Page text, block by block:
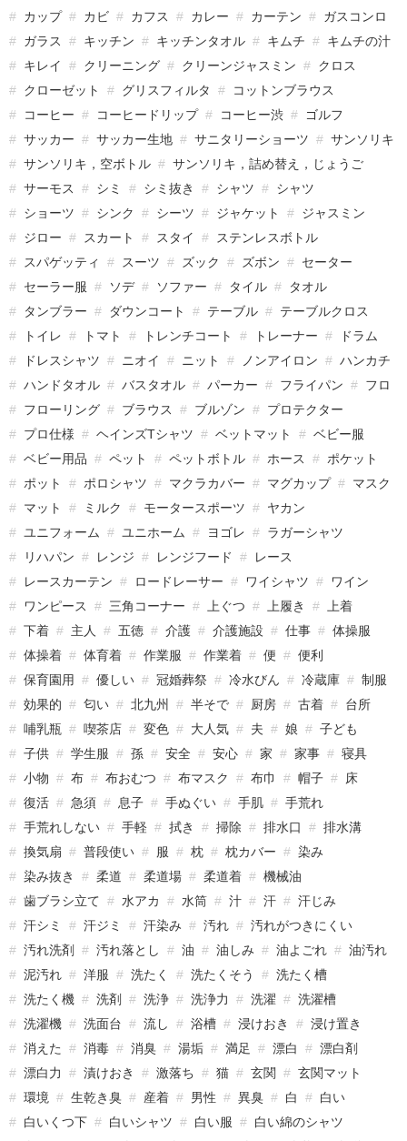
カップ
カビ カフス カレー カーテン
ガスコンロ
ガラス
キッチン キッチンタオル キムチ
キムチの汁
キレイ
クリーニング クリーンジャスミン
クロス
クローゼット
グリスフィルタ
コットンブラウス
コーヒー
コーヒードリップ コーヒー渋
ゴルフ
サッカー
サッカー生地 サニタリーショーツ
サンソリキ
サンソリキ，空ボトル
サンソリキ，詰め替え，じょうご
サーモス
シミ シミ抜き シャツ
シャツ
ショーツ
シンク シーツ ジャケット
ジャスミン
ジロー
スカート スタイ
ステンレスボトル
スパゲッティ
スーツ ズック ズボン
セーター
セーラー服
ソデ ソファー タイル
タオル
タンブラー
ダウンコート テーブル
テーブルクロス
トイレ
トマト トレンチコート トレーナー
ドラム
ドレスシャツ
ニオイ ニット ノンアイロン
ハンカチ
ハンドタオル
バスタオル パーカー フライパン
フロ
フローリング
ブラウス ブルゾン
プロテクター
プロ仕様
ヘインズTシャツ ベットマット
ベビー服
ベビー用品
ペット ペットボトル ホース
ポケット
ポット
ポロシャツ マクラカバー マグカップ
マスク
マット
ミルク モータースポーツ
ヤカン
ユニフォーム
ユニホーム ヨゴレ
ラガーシャツ
リハパン
レンジ レンジフード
レース
レースカーテン
ロードレーサー ワイシャツ
ワイン
ワンピース
三角コーナー 上ぐつ 上履き
上着
下着
主人 五徳 介護 介護施設 仕事
体操服
体操着
体育着 作業服 作業着 便
便利
保育園用
優しい 冠婚葬祭 冷水びん 冷蔵庫
制服
効果的
匂い 北九州 半そで 厨房 古着
台所
哺乳瓶
喫茶店 変色 大人気 夫 娘
子ども
子供
学生服 孫 安全 安心 家 家事
寝具
小物
布 布おむつ 布マスク 布巾 帽子
床
復活
急須 息子 手ぬぐい 手肌
手荒れ
手荒れしない
手軽 拭き 掃除 排水口
排水溝
換気扇
普段使い 服 枕 枕カバー
染み
染み抜き
柔道 柔道場 柔道着
機械油
歯ブラシ立て
水アカ 水筒 汁 汗
汗じみ
汗シミ
汗ジミ 汗染み 汚れ
汚れがつきにくい
汚れ洗剤
汚れ落とし 油 油しみ 油よごれ
油汚れ
泥汚れ
洋服 洗たく 洗たくそう
洗たく槽
洗たく機
洗剤 洗浄 洗浄力 洗濯
洗濯槽
洗濯機
洗面台 流し 浴槽 浸けおき
浸け置き
消えた
消毒 消臭 湯垢 満足 漂白
漂白剤
漂白力
漬けおき 激落ち 猫 玄関
玄関マット
環境
生乾き臭 産着 男性 異臭 白
白い
白いくつ下
白いシャツ 白い服
白い綿のシャツ